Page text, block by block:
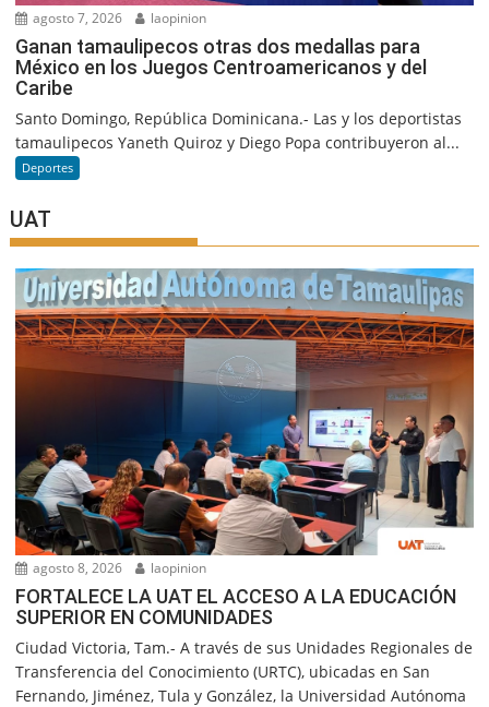
agosto 7, 2026 laopinion
Ganan tamaulipecos otras dos medallas para
México en los Juegos Centroamericanos y del
Caribe
Santo Domingo, República Dominicana.- Las y los deportistas
tamaulipecos Yaneth Quiroz y Diego Popa contribuyeron al...
Deportes
UAT
agosto 8, 2026 laopinion
FORTALECE LA UAT EL ACCESO A LA EDUCACIÓN
SUPERIOR EN COMUNIDADES
Ciudad Victoria, Tam.- A través de sus Unidades Regionales de
Transferencia del Conocimiento (URTC), ubicadas en San
Fernando, Jiménez, Tula y González, la Universidad Autónoma